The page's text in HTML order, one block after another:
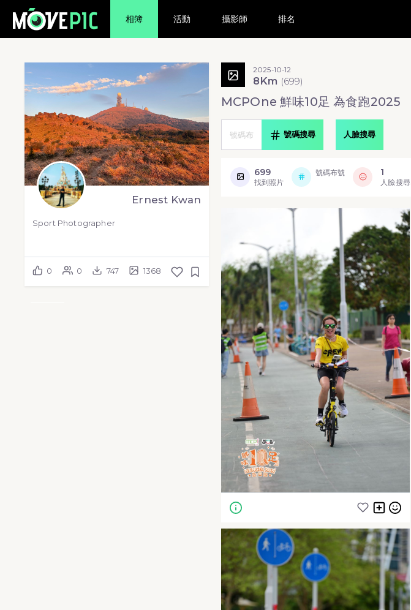
相簿 活動 攝影師 排名
Ernest Kwan
Sport Photographer
0 0 747 1368
2025-10-12
8Km (699)
MCPOne 鮮味10足 為食跑2025
號碼搜尋 人臉搜尋
699
找到照片
號碼布號 1
人臉搜尋